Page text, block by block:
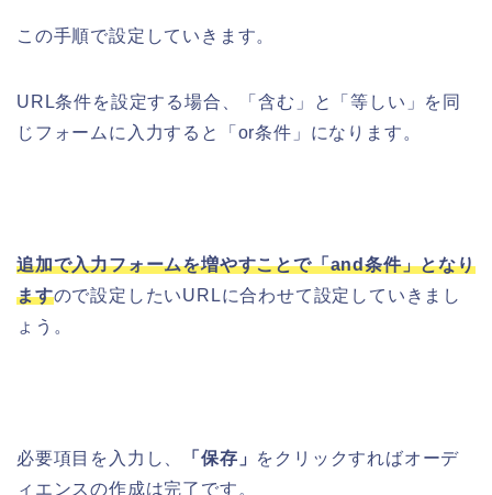
この手順で設定していきます。
URL条件を設定する場合、「含む」と「等しい」を同
じフォームに入力すると「or条件」になります。
追加で入力フォームを増やすことで「and条件」となり
ますので設定したいURLに合わせて設定していきまし
ょう。
必要項目を入力し、 「保存」 をクリックすればオーデ
ィエンスの作成は完了です。